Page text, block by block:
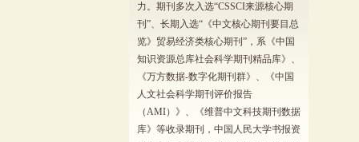
力。期刊多次入选“CSSCI来源核心期
刊”、长期入选“《中文核心期刊要目总
览》贸易经济类核心期刊”，系《中国
知识资源总库社会科学期刊精品库》、
《万方数据-数字化期刊群》、《中国
人文社会科学期刊评价报告
（AMI）》、《维普中文科技期刊数据
库》等收录期刊，中国人民大学书报资